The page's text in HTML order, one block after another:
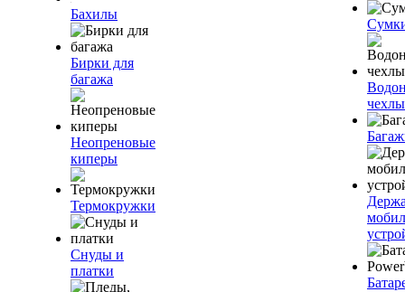
Бахилы
Бирки для
багажа
Неопреновые
киперы
Термокружки
Снуды и
платки